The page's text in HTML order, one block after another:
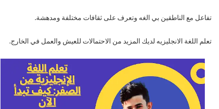
تفاعل مع الناطقين بي الغه وتعرف على ثقافات مختلفة ومدهشة.
تعلم اللغة الانجليزيه لديك المزيد من الاحتمالات للعيش والعمل في الخارج.